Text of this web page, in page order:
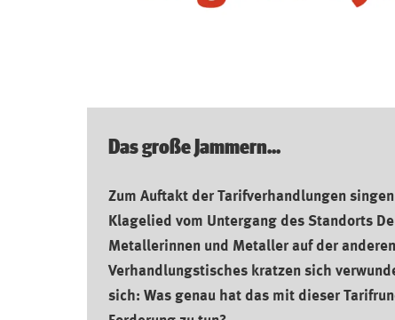
Das große Jammern...
Zum Auftakt der Tarifverhandlungen
Klagelied vom Untergang des Standorts
Metallerinnen und Metaller auf der
Verhandlungstisches kratzen sich
sich: Was genau hat das mit dieser